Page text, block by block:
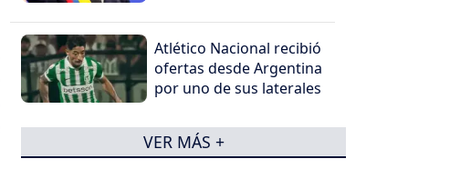
Atlético Nacional recibió
ofertas desde Argentina
por uno de sus laterales
VER MÁS +